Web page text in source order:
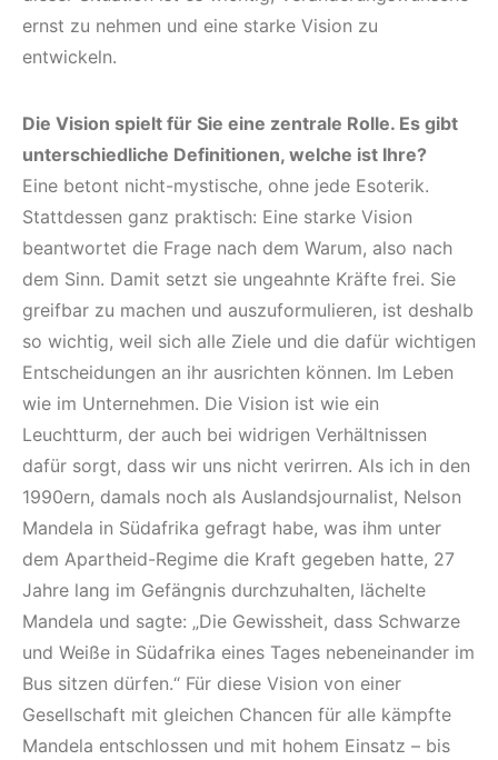
ernst zu nehmen und eine starke Vision zu
entwickeln.
Die Vision spielt für Sie eine zentrale Rolle. Es gibt
unterschiedliche Definitionen, welche ist Ihre?
Eine betont nicht-mystische, ohne jede Esoterik.
Stattdessen ganz praktisch: Eine starke Vision
beantwortet die Frage nach dem Warum, also nach
dem Sinn. Damit setzt sie ungeahnte Kräfte frei. Sie
greifbar zu machen und auszuformulieren, ist deshalb
so wichtig, weil sich alle Ziele und die dafür wichtigen
Entscheidungen an ihr ausrichten können. Im Leben
wie im Unternehmen. Die Vision ist wie ein
Leuchtturm, der auch bei widrigen Verhältnissen
dafür sorgt, dass wir uns nicht verirren. Als ich in den
1990ern, damals noch als Auslandsjournalist, Nelson
Mandela in Südafrika gefragt habe, was ihm unter
dem Apartheid-Regime die Kraft gegeben hatte, 27
Jahre lang im Gefängnis durchzuhalten, lächelte
Mandela und sagte: „Die Gewissheit, dass Schwarze
und Weiße in Südafrika eines Tages nebeneinander im
Bus sitzen dürfen.“ Für diese Vision von einer
Gesellschaft mit gleichen Chancen für alle kämpfte
Mandela entschlossen und mit hohem Einsatz – bis